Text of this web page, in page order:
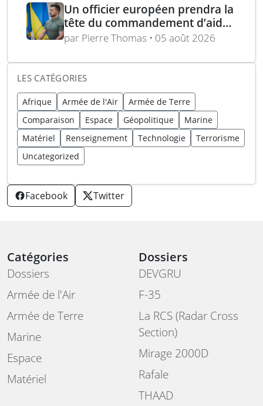
Un officier européen prendra la
tête du commandement d’aide
militaire à l’Ukraine d’ici un an
par Pierre Thomas • 05 août 2026
LES CATÉGORIES
Afrique Armée de l'Air
Armée de Terre
Comparaison
Espace Géopolitique
Marine
Matériel
Renseignement Technologie
Terrorisme
Uncategorized
Facebook Twitter
Catégories
Dossiers
Armée de l'Air
Armée de Terre
Marine
Espace
Matériel
Dossiers
DEVGRU
F-35
La RCS (Radar Cross
Section)
Mirage 2000D
Rafale
THAAD